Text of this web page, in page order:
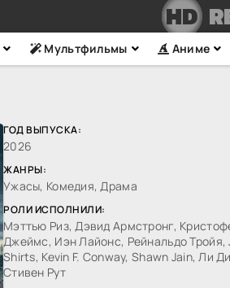
HD
Мультфильмы Аниме
ГОД ВЫПУСКА:
2026
ЖАНРЫ:
Ужасы, Комедия, Драма
РОЛИ ИСПОЛНИЛИ:
Мэттью Риз, Дэвид Армстронг,
Джеймс, Иэн Лайонс, Рейнальдо Тройя,
Shirts, Kevin F. Conway, Shawn Jain, Ли
Стивен Рут